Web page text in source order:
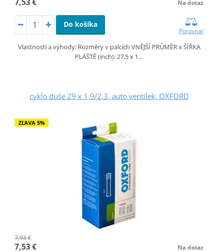
Na dotaz
Do košíka
Porovnať
Vlastnosti a výhody: Rozměry v palcích VNĚJŠÍ PRŮMĚR x ŠÍŘKA
PLÁŠTĚ (inch): 27,5 x 1…
cyklo duše 29 x 1,9/2,3, auto ventilek, OXFORD
ZĽAVA 5%
7,93 €
7,53 € Na dotaz